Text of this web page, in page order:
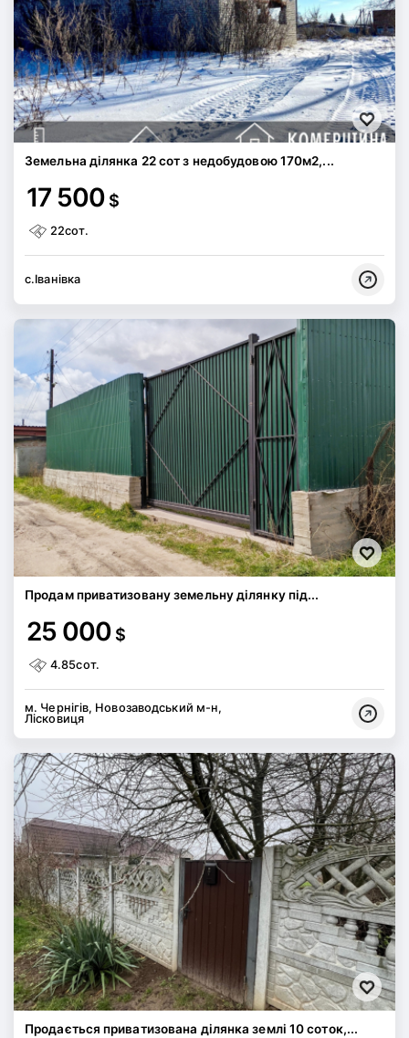
Земельна ділянка 22 сот з недобудовою 170м2,...
17 500 $
22сот.
с.Іванівка
Продам приватизовану земельну ділянку під...
25 000 $
4.85сот.
м. Чернігів, Новозаводський м-н,
Лісковиця
Продається приватизована ділянка землі 10 соток,...